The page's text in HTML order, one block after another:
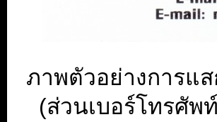
ภาพตัวอย่างการแ
(ส่วนเบอร์โทรศัพ